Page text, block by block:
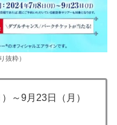
抜粋）
～9月23日（月）